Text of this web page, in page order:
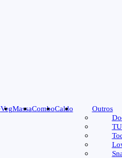
VegMassaComboCaldo
Outros